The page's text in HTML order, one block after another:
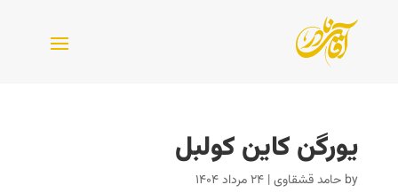
یورگن کاین کولبل
by حامد قشقاوی| ۲۴ مرداد ۱۴۰۴